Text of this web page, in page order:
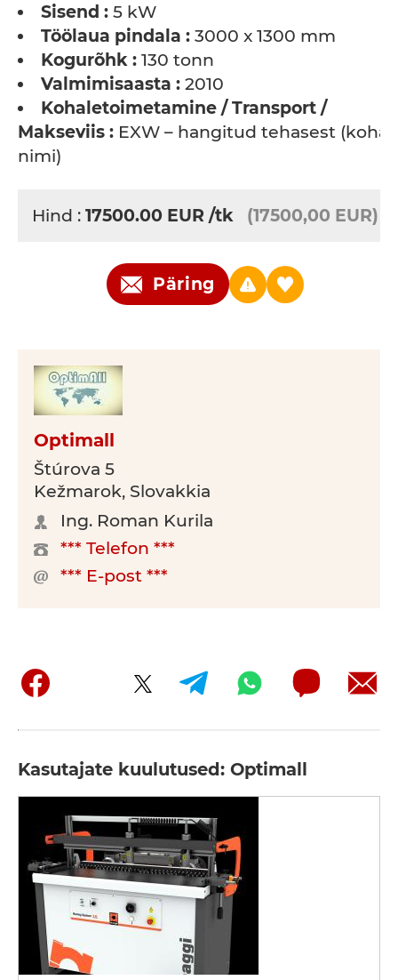
Sisend : 5 kW
Töölaua pindala : 3000 x 1300 mm
Kogurõhk : 130 tonn
Valmimisaasta : 2010
Kohaletoimetamine / Transport /
Makseviis : EXW – hangitud tehasest (koha
nimi)
Hind : 17500.00 EUR /tk (17500,00 EUR)
Päring
Optimall
Štúrova 5
Kežmarok, Slovakkia
Ing. Roman Kurila
*** Telefon ***
*** E-post ***
Kasutajate kuulutused: Optimall